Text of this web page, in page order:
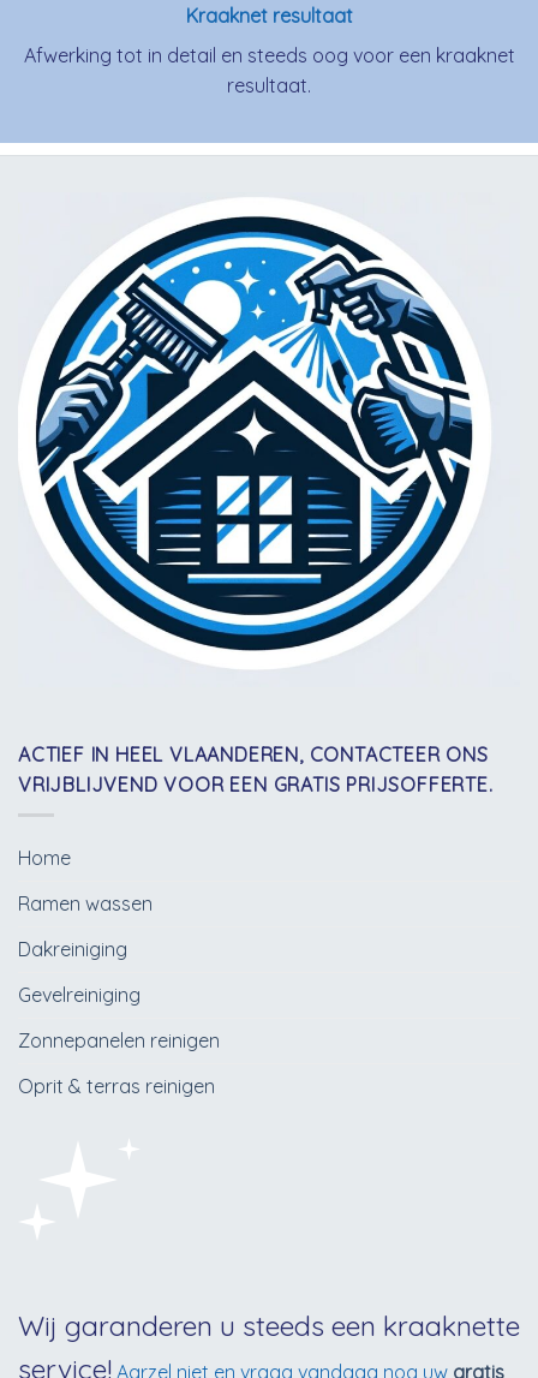
Kraaknet resultaat
Afwerking tot in detail en steeds oog voor een kraaknet
resultaat.
ACTIEF IN HEEL VLAANDEREN, CONTACTEER ONS
VRIJBLIJVEND VOOR EEN GRATIS PRIJSOFFERTE.
Home
Ramen wassen
Dakreiniging
Gevelreiniging
Zonnepanelen reinigen
Oprit & terras reinigen
Wij garanderen u steeds een kraaknette
service! Aarzel niet en vraag vandaag nog uw gratis